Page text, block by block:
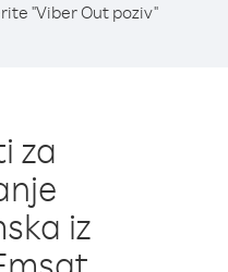
"Viber Out poziv"
za
iz